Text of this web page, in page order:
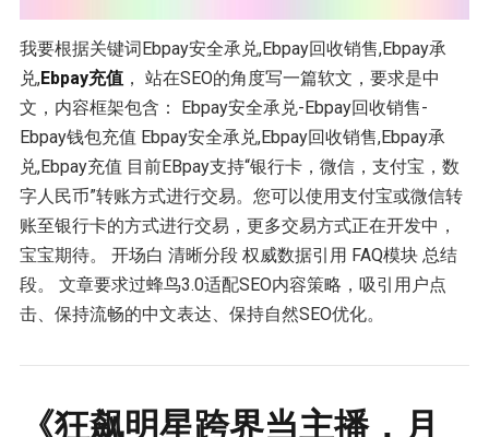
我要根据关键词Ebpay安全承兑,Ebpay回收销售,Ebpay承
兑,Ebpay充值， 站在SEO的角度写一篇软文，要求是中
文，内容框架包含： Ebpay安全承兑-Ebpay回收销售-
Ebpay钱包充值 Ebpay安全承兑,Ebpay回收销售,Ebpay承
兑,Ebpay充值 目前EBpay支持“银行卡，微信，支付宝，数
字人民币”转账方式进行交易。您可以使用支付宝或微信转
账至银行卡的方式进行交易，更多交易方式正在开发中，
宝宝期待。 开场白 清晰分段 权威数据引用 FAQ模块 总结
段。 文章要求过蜂鸟3.0适配SEO内容策略，吸引用户点
击、保持流畅的中文表达、保持自然SEO优化。
《狂飙明星跨界当主播，月